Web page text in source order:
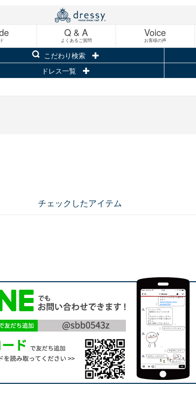
Q & A
よくあるご質問
Voice
お客様の声
こだわり検索
ドレス一覧
チェックしたアイテム